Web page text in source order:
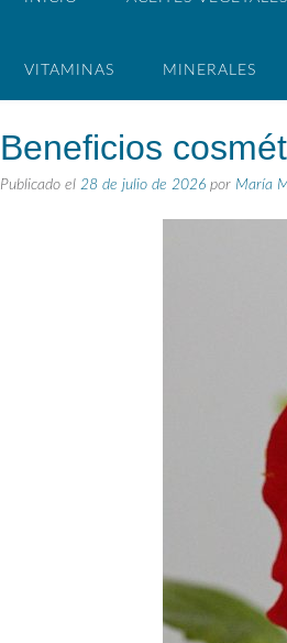
VITAMINAS MINERALES
Beneficios
Publicado el 28 de julio de 2026 por María